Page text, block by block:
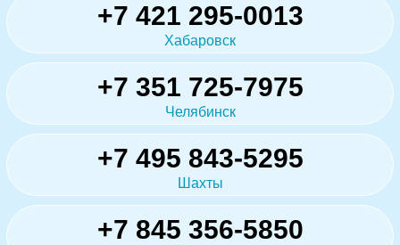
+7 421 295-0013
Хабаровск
+7 351 725-7975
Челябинск
+7 495 843-5295
Шахты
+7 845 356-5850